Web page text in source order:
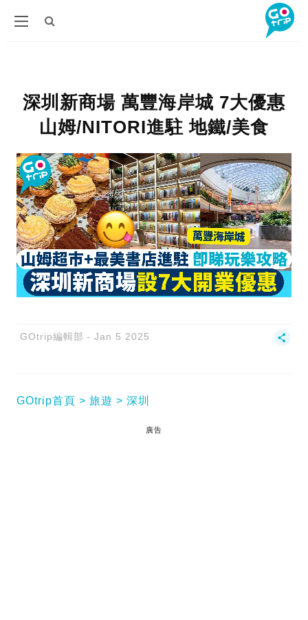
深圳新商場 萬豐海岸城 7大優惠
山姆/NITORI進駐 地鐵/美食
GOtrip編輯部 Jan 5 2025
GOtrip首頁 旅遊 深圳
廣告